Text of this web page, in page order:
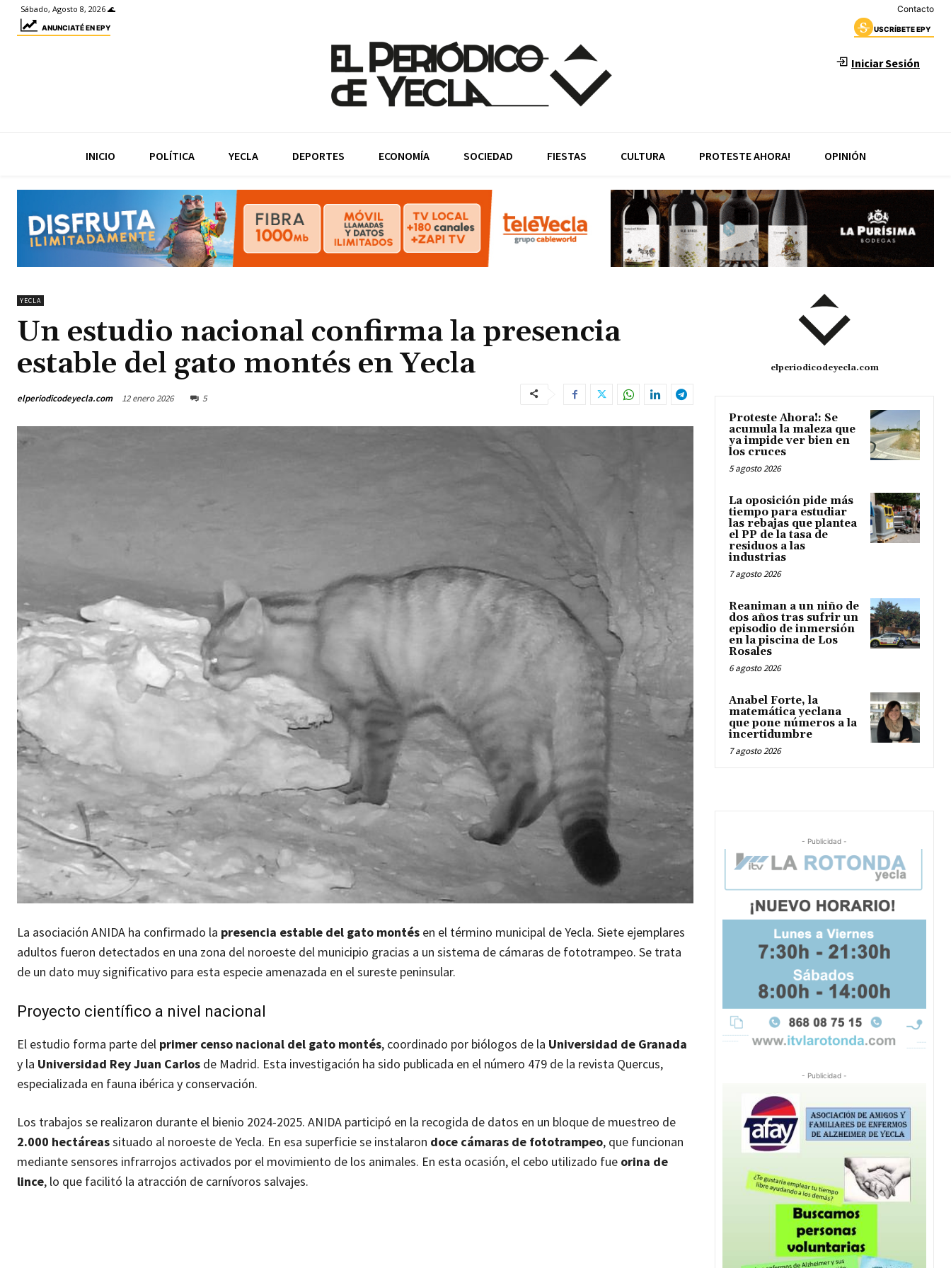
Sábado, Agosto 8, 2026 🌊 Contacto
ANUNCIATÉ EN EPY USCRÍBETE EPY
Iniciar Sesión
INICIO POLÍTICA YECLA DEPORTES ECONOMÍA SOCIEDAD FIESTAS CULTURA PROTESTE AHORA! OPINIÓN
YECLA
Un estudio nacional confirma la presencia
estable del gato montés en Yecla
elperiodicodeyecla.com 12 enero 2026 5
La asociación ANIDA ha confirmado la presencia estable del gato montés en el término municipal de Yecla. Siete ejemplares
adultos fueron detectados en una zona del noroeste del municipio gracias a un sistema de cámaras de fototrampeo. Se trata
de un dato muy significativo para esta especie amenazada en el sureste peninsular.
Proyecto científico a nivel nacional
El estudio forma parte del primer censo nacional del gato montés, coordinado por biólogos de la Universidad de Granada
y la Universidad Rey Juan Carlos de Madrid. Esta investigación ha sido publicada en el número 479 de la revista Quercus,
especializada en fauna ibérica y conservación.
Los trabajos se realizaron durante el bienio 2024-2025. ANIDA participó en la recogida de datos en un bloque de muestreo de
2.000 hectáreassituado al noroeste de Yecla. En esa superficie se instalaron doce cámaras de fototrampeo, que funcionan
mediante sensores infrarrojos activados por el movimiento de los animales. En esta ocasión, el cebo utilizado fue orina de
lince, lo que facilitó la atracción de carnívoros salvajes.
elperiodicodeyecla.com
Proteste Ahora!: Se
acumula la maleza que
ya impide ver bien en
los cruces
5 agosto 2026
La oposición pide más
tiempo para estudiar
las rebajas que plantea
el PP de la tasa de
residuos a las
industrias
7 agosto 2026
Reaniman a un niño de
dos años tras sufrir un
episodio de inmersión
en la piscina de Los
Rosales
6 agosto 2026
Anabel Forte, la
matemática yeclana
que pone números a la
incertidumbre
7 agosto 2026
- Publicidad -
- Publicidad -